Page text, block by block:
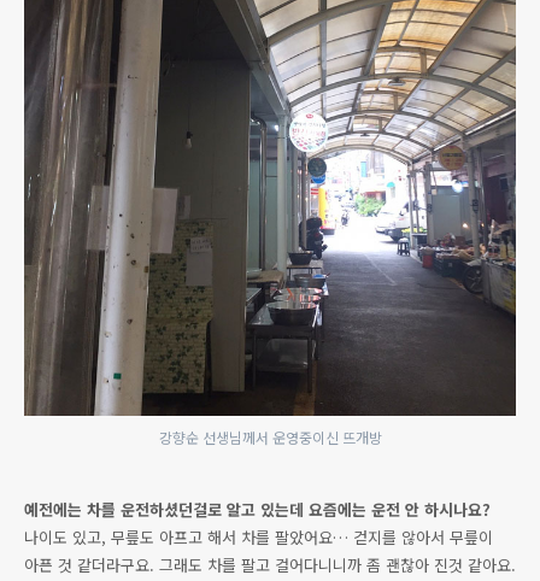
강향순 선생님께서 운영중이신 뜨개방
예전에는 차를 운전하셨던걸로 알고 있는데 요즘에는 운전 안 하시나요?
나이도 있고, 무릎도 아프고 해서 차를 팔았어요… 걷지를 않아서 무릎이
아픈 것 같더라구요. 그래도 차를 팔고 걸어다니니까 좀 괜찮아 진것 같아요.